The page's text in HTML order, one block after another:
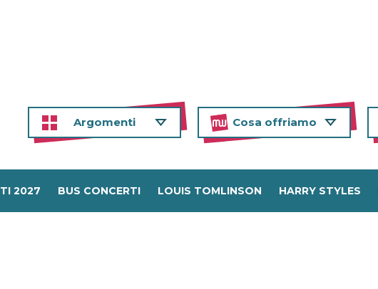
Argomenti Cosa offriamo
2027 BUS CONCERTI LOUIS TOMLINSON HARRY STYLES